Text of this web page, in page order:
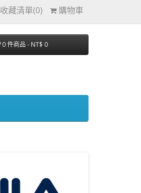
收藏清單(0) 購物車
0 件商品 - NT$ 0